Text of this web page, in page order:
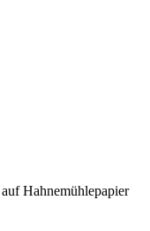
Hahnemühlepapier